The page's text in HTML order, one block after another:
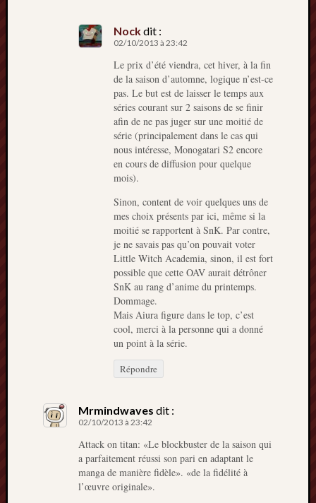
Nockdit :
02/10/2013 à 23:42
Le prix d’été viendra, cet hiver, à la fin
de la saison d’automne, logique n’est-ce
pas. Le but est de laisser le temps aux
séries courant sur 2 saisons de se finir
afin de ne pas juger sur une moitié de
série (principalement dans le cas qui
nous intéresse, Monogatari S2 encore
en cours de diffusion pour quelque
mois).
Sinon, content de voir quelques uns de
mes choix présents par ici, même si la
moitié se rapportent à SnK. Par contre,
je ne savais pas qu’on pouvait voter
Little Witch Academia, sinon, il est fort
possible que cette OAV aurait détrôner
SnK au rang d’anime du printemps.
Dommage.
Mais Aiura figure dans le top, c’est
cool, merci à la personne qui a donné
un point à la série.
Répondre
Mrmindwaves dit :
02/10/2013 à 23:42
Attack on titan: «Le blockbuster de la saison qui
a parfaitement réussi son pari en adaptant le
manga de manière fidèle». «de la fidélité à
l’œuvre originale».